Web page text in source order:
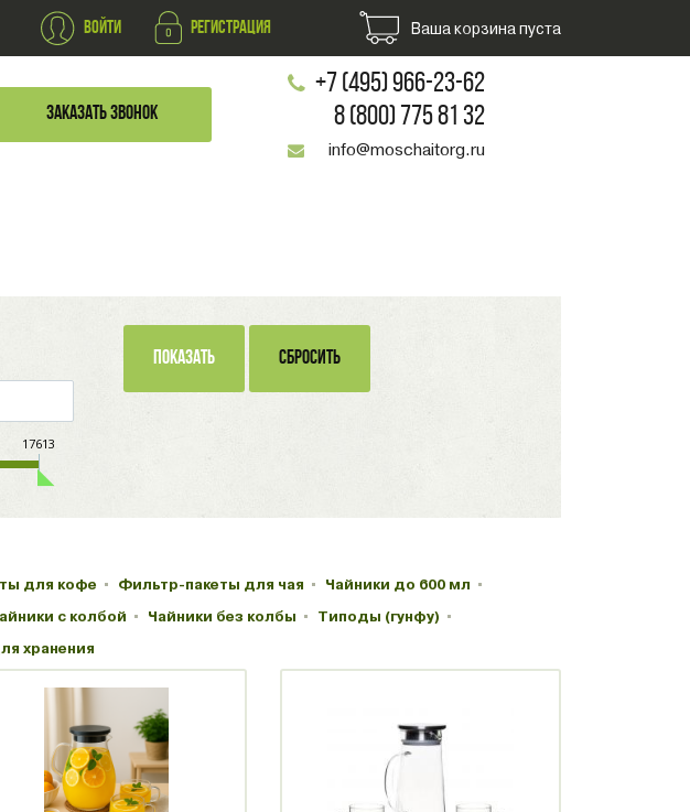
ВОЙТИ РЕГИСТРАЦИЯ Ваша корзина пуста
ЗАКАЗАТЬ ЗВОНОК
+7 (495) 966-23-62
8 (800) 775 81 32
info@moschaitorg.ru
17613
для кофе Фильтр-пакеты для чая
Чайники до 600 мл
с колбой Чайники без колбы
Типоды (гунфу)
хранения